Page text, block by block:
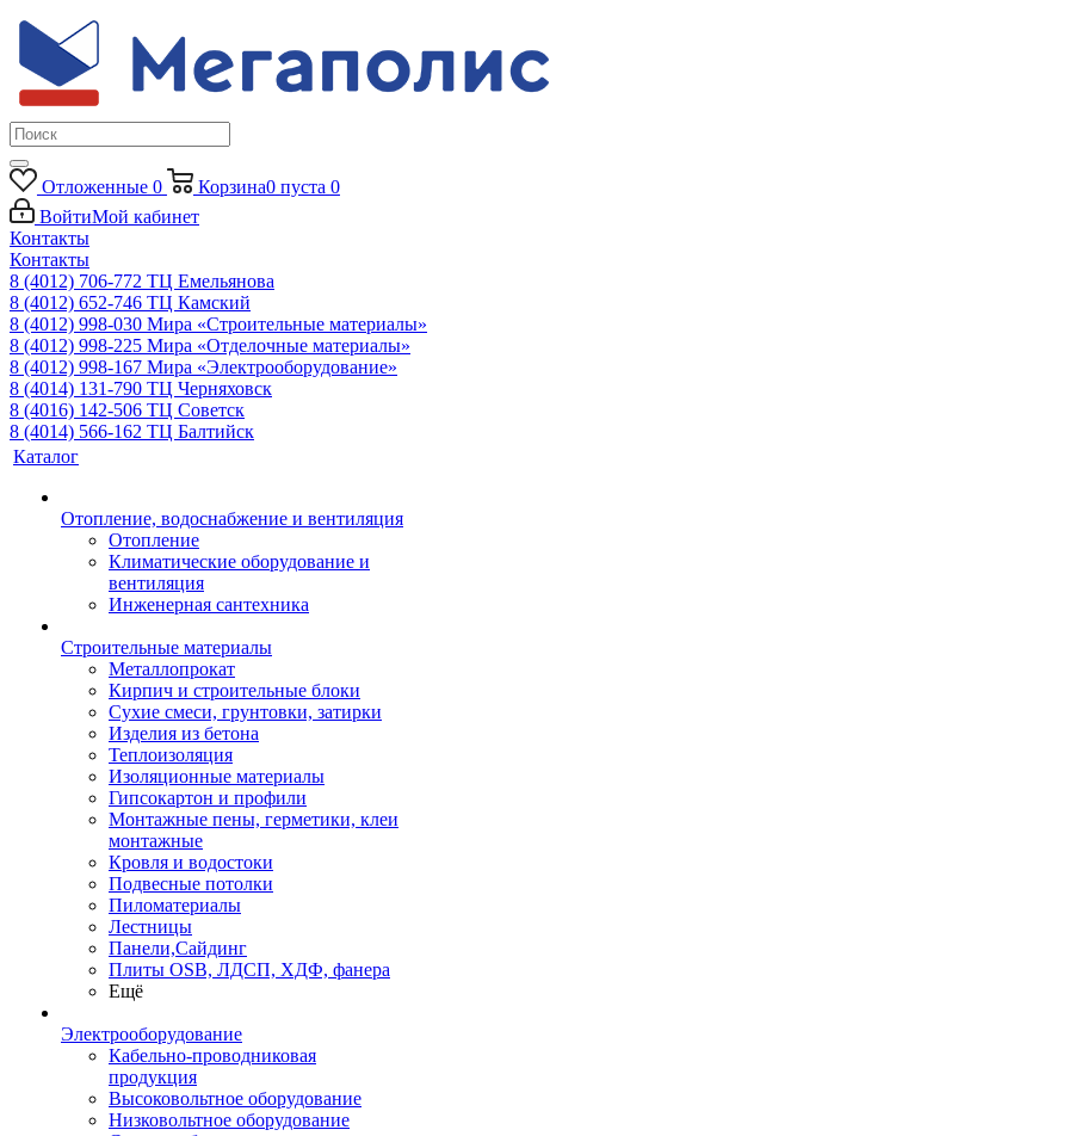
Отложенные 0 Корзина0 пуста 0
ВойтиМой кабинет
Контакты
Контакты
8 (4012) 706-772 ТЦ Емельянова
8 (4012) 652-746 ТЦ Камский
8 (4012) 998-030 Мира «Строительные материалы»
8 (4012) 998-225 Мира «Отделочные материалы»
8 (4012) 998-167 Мира «Электрооборудование»
8 (4014) 131-790 ТЦ Черняховск
8 (4016) 142-506 ТЦ Советск
8 (4014) 566-162 ТЦ Балтийск
Каталог
Отопление, водоснабжение и вентиляция
Отопление
Климатические оборудование и
вентиляция
Инженерная сантехника
Строительные материалы
Металлопрокат
Кирпич и строительные блоки
Сухие смеси, грунтовки, затирки
Изделия из бетона
Теплоизоляция
Изоляционные материалы
Гипсокартон и профили
Монтажные пены, герметики, клеи
монтажные
Кровля и водостоки
Подвесные потолки
Пиломатериалы
Лестницы
Панели,Сайдинг
Плиты OSB, ЛДСП, ХДФ, фанера
Ещё
Электрооборудование
Кабельно-проводниковая
продукция
Высоковольтное оборудование
Низковольтное оборудование